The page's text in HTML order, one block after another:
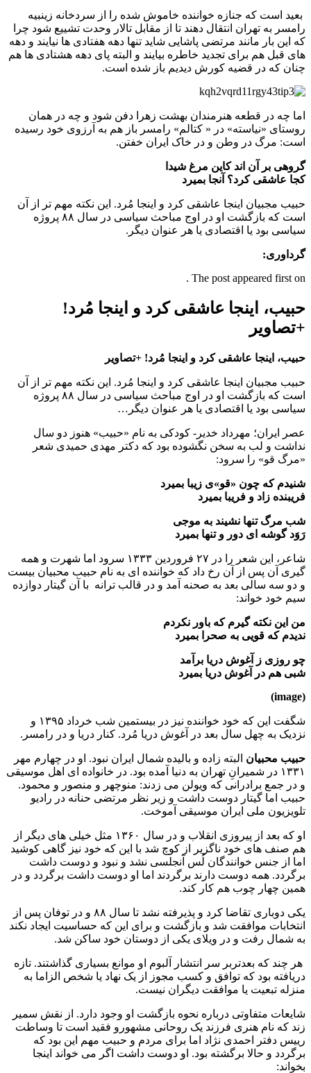
بعید است که جنازه خواننده خاموش شده را از سردخانه زینبیه
رامسر به تهران انتقال دهند تا از مقابل تالار وحدت تشییع شود چرا
که این بار مانند مرتضی پاشایی شاید تنها دهه هفتادی ها نیایند و دهه
های قبل هم برای تجدید خاطره بیایند و البته پای دهه هشتادی ها هم
چنان که در قضیه کورش دیدیم باز شده است.
اما چه در قطعه هنرمندان بهشت زهرا دفن شود و چه در همان
روستای «نیاسته» در « کتالم» رامسر باز هم به آرزوی خود رسیده
است: مرگ در وطن و در خاک ایران خفتن.
گروهی بر آن اند کاین مرغ شیدا
کجا عاشقی کرد؟ آنجا بمیرد
حبیب مجبیان اینجا عاشقی کرد و اینجا مُرد. این نکته مهم تر از آن
است که بازگشت او در اوج مباحث سیاسی در سال ۸۸ پروژه
سیاسی بود یا اقتصادی یا هر عنوان دیگر.
گرداوری:
The post appeared first on .
حبیب، اینجا عاشقی کرد و اینجا مُرد!
+تصاویر
حبیب، اینجا عاشقی کرد و اینجا مُرد! +تصاویر
حبیب مجبیان اینجا عاشقی کرد و اینجا مُرد. این نکته مهم تر از آن
است که بازگشت او در اوج مباحث سیاسی در سال ۸۸ پروژه
سیاسی بود یا اقتصادی یا هر عنوان دیگر…
عصر ایران؛ مهرداد خدیر- کودکی به نام «حبیب» هنوز دو سال
نداشت و لب به سخن نگشوده بود که دکتر مهدی حمیدی شعر
«مرگ قو» را سرود:
شنیدم که چون «قو»ی زیبا بمیرد
فریبنده زاد و فریبا بمیرد
شب مرگ تنها نشیند به موجی
رَوَد گوشه ای دور و تنها بمیرد
شاعر، این شعر را در ۲۷ فروردین ۱۳۳۳ سرود اما شهرت و همه
گیری آن پس از آن رخ داد که خواننده ای به نام حبیب محبیان بیست
و دو سه سالی بعد به صحنه آمد و در قالب ترانه با آن گیتار دوازده
سیم خود خواند:
من این نکته گیرم که باور نکردم
ندیدم که قویی به صحرا بمیرد
چو روزی ز آغوش دریا برآمد
شبی هم در آغوش دریا بمیرد
(image)
شگفت این که خود خواننده نیز در بیستمین شب خرداد ۱۳۹۵ و
نزدیک به چهل سال بعد در آغوش دریا مُرد. کنار دریا و در رامسر.
حبیب محبیان البته زاده و بالیده شمال ایران نبود. او در چهارم مهر
۱۳۳۱ در شمیرانِ تهران به دنیا آمده بود. در خانواده ای اهل موسیقی
و در جمع برادرانی که ویولن می زدند: منوچهر و منصور و محمود.
حبیب اما گیتار دوست داشت و زیر نظر مرتضی حنانه در رادیو
تلویزیون ملی ایران موسیقی آموخت.
او که بعد از پیروزی انقلاب و در سال ۱۳۶۰ مثل خیلی های دیگر از
هم صنف های خود ناگزیر از کوچ شد با این که خود نیز گاهی کوشید
اما از جنس خوانندگان لُس آنجلسی نشد و نبود و دوست داشت
برگردد. همه دوست دارند برگردند اما او دوست داشت برگردد و در
همین چهار چوب هم کار کند.
یکی دوباری تقاضا کرد و پذیرفته نشد تا سال ۸۸ و در توفان پس از
انتخابات موافقت شد و بازگشت و برای این که حساسیت ایجاد نکند
به شمال رفت و در ویلای یکی از دوستان خود ساکن شد.
هر چند که بعدتربر سر انتشار آلبوم او موانع بسیاری گذاشتند. تازه
دریافته بود که توافق و کسب مجوز از یک نهاد یا شخص الزاما به
منزله تبعیت یا موافقت دیگران نیست‌.
شایعات متفاوتی درباره نحوه بازگشت او وجود دارد. از نقش سمیر
زند که نام هنری فرزند یک روحانی مشهورو فقید است تا وساطت
رییس دفتر احمدی نژاد اما برای مردم و حبیب مهم این بود که
برگردد و حالا برگشته بود. او دوست داشت اگر می خواند اینجا
بخواند: